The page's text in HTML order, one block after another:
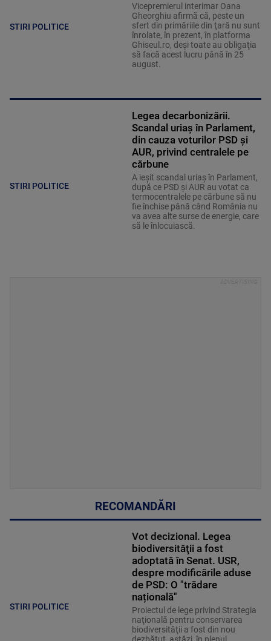
STIRI POLITICE
Vicepremierul interimar Oana
Gheorghiu afirmă că, peste un
sfert din primăriile din ţară nu sunt
înrolate, în prezent, în platforma
Ghiseul.ro, deşi toate au obligaţia
să facă acest lucru până în 25
august.
STIRI POLITICE
Legea decarbonizării.
Scandal uriaș în Parlament,
din cauza voturilor PSD și
AUR, privind centralele pe
cărbune
A ieșit scandal uriaș în Parlament,
după ce PSD și AUR au votat ca
termocentralele pe cărbune să nu
fie închise până când România nu
va avea alte surse de energie, care
să le înlocuiască.
RECOMANDĂRI
STIRI POLITICE
Vot decizional. Legea
biodiversităţii a fost
adoptată în Senat. USR,
despre modificările aduse
de PSD: O "trădare
națională"
Proiectul de lege privind Strategia
naţională pentru conservarea
biodiversităţii a fost din nou